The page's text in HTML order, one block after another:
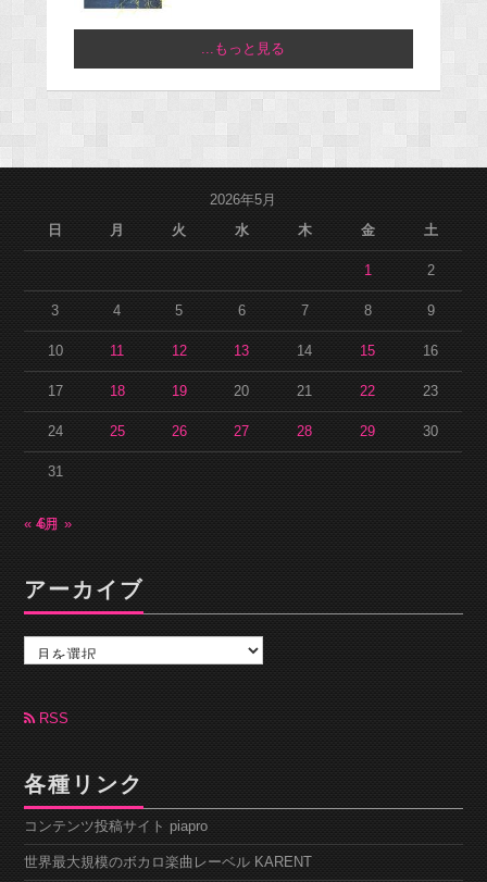
...もっと見る
2026年5月
日
月 火 水 木 金 土
1 2
3 4 5 6 7 8 9
10 11 12 13 14 15 16
17 18 19 20 21 22 23
24 25 26 27 28 29 30
31
« 4月6月 »
アーカイブ
カ
ブ RSS
各種リンク
コンテンツ投稿サイト piapro
世界最大規模のボカロ楽曲レーベル KARENT